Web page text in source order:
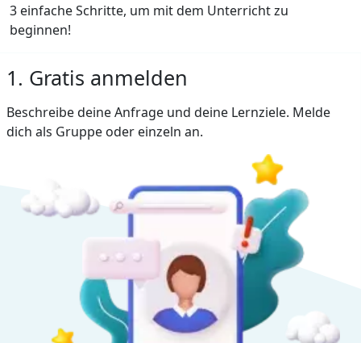
3 einfache Schritte, um mit dem Unterricht zu
beginnen!
1. Gratis anmelden
Beschreibe deine Anfrage und deine Lernziele. Melde
dich als Gruppe oder einzeln an.